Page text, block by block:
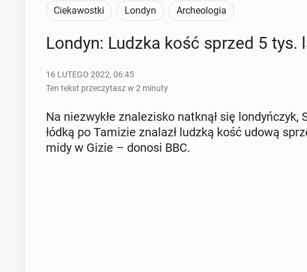
Ciekawostki Londyn Archeologia
Londyn: Ludzka kość sprzed 5 tys.
16 LUTEGO 2022, 06:45
Ten tekst przeczytasz w 2 minuty
Na nie­zwy­kłe zna­le­zi­sko natknął się
łódką po Tamizie znalazł ludzką kość udową
mi­dy w Gizie – donosi BBC.